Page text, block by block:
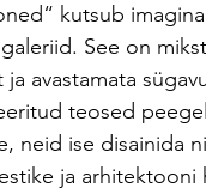
kutsub
See on
avastamata
teosed
neid ise disainida
ja